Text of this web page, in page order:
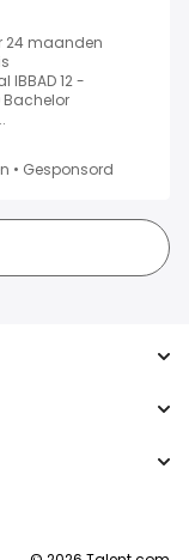
24 maanden
12 -
Bachelor
• Gesponsord